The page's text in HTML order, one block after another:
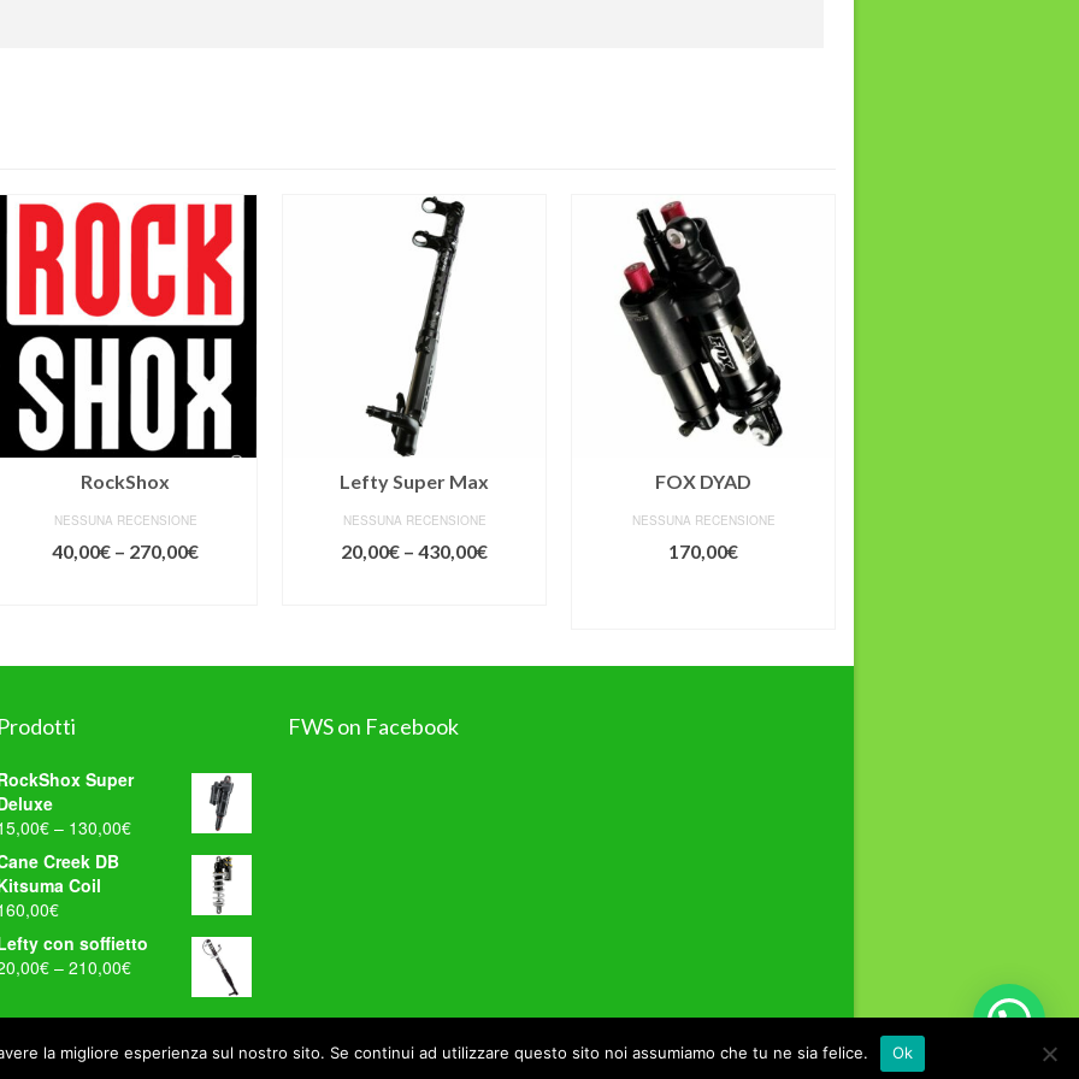
RockShox
NESSUNA RECENSIONE
40,00€ – 270,00€
Lefty Super Max
NESSUNA RECENSIONE
20,00€ – 430,00€
FOX DYAD
NESSUNA RECENSIONE
170,00€
Prodotti
Super
€– 130,00€
Creek DB
Coil
€
con soffietto
€– 210,00€
FWS on Facebook
la migliore esperienza sul nostro sito. Se continui ad utilizzare questo sito noi assumiamo che tu ne sia felice. Ok